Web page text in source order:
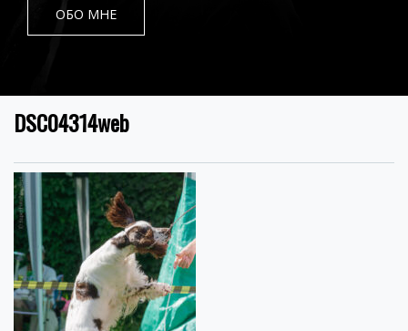
ОБО МНЕ
DSC04314web